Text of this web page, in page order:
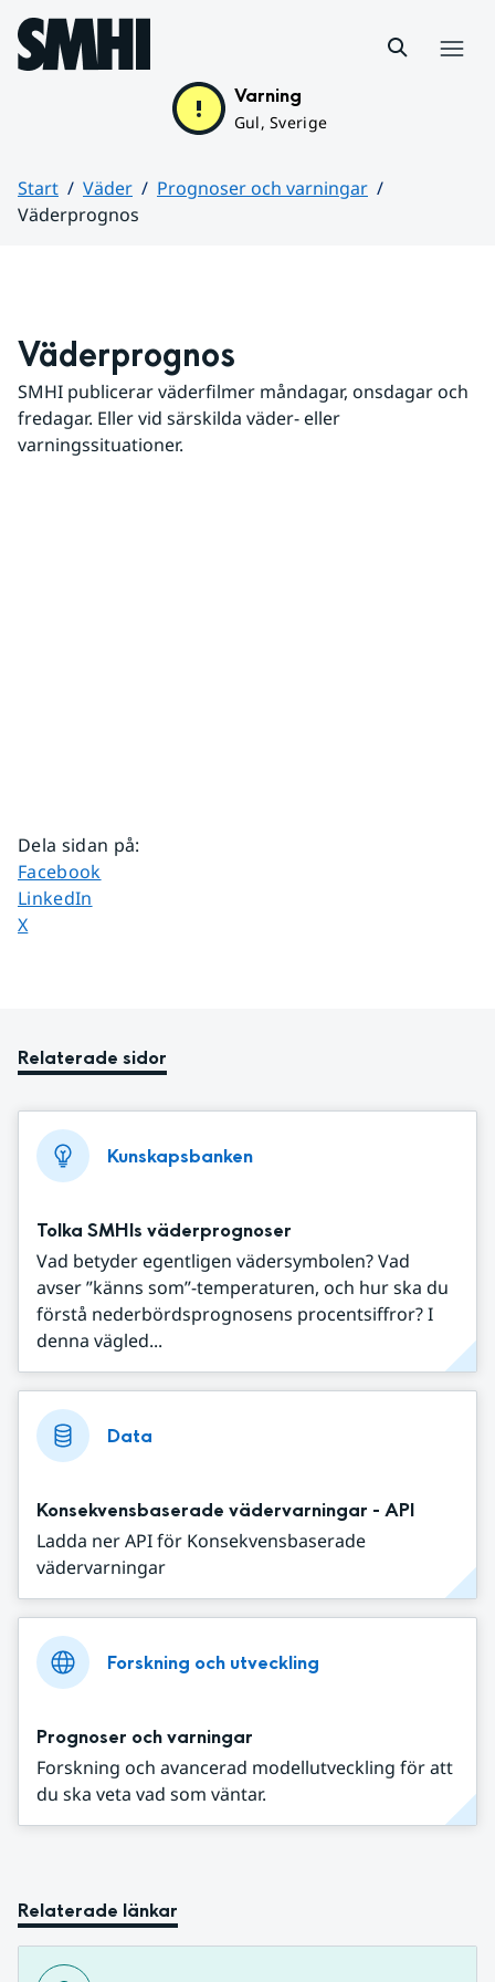
Hoppa till sidans innehåll
Varning
Gul, Sverige
Start Väder
Prognoser och varningar
Väderprognos
Väderprognos
SMHI publicerar väderfilmer måndagar, onsdagar och
fredagar. Eller vid särskilda väder- eller
varningssituationer.
Dela sidan på:
Dela sidan på
Facebook
Dela sidan på
LinkedIn
Dela sidan på
X
Relaterade sidor
Kunskapsbanken
Tolka SMHIs väderprognoser
Vad betyder egentligen vädersymbolen? Vad
avser ”känns som”-temperaturen, och hur ska du
förstå nederbördsprognosens procentsiffror? I
denna vägled...
Data
Konsekvensbaserade vädervarningar - API
Ladda ner API för Konsekvensbaserade
vädervarningar
Forskning och utveckling
Prognoser och varningar
Forskning och avancerad modellutveckling för att
du ska veta vad som väntar.
Relaterade länkar